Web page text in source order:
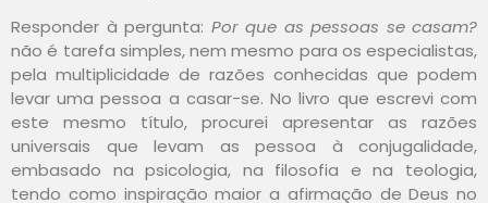
Responder à pergunta: Por que as pessoas se casam?
não é tarefa simples, nem mesmo para os especialistas,
pela multiplicidade de razões conhecidas que podem
levar uma pessoa a casar-se. No livro que escrevi com
este mesmo título, procurei apresentar as razões
universais que levam as pessoa à conjugalidade,
embasado na psicologia, na filosofia e na teologia,
tendo como inspiração maior a afirmação de Deus no